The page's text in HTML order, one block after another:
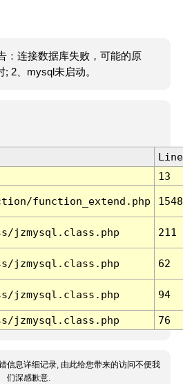
：连接数据库失败，可能的原
2、mysql未启动。
Line
13
function_extend.php 1548
jzmysql.class.php 211
jzmysql.class.php 62
jzmysql.class.php 94
jzmysql.class.php 76
信息详细记录, 由此给您带来的访问不便我
们深感歉意.